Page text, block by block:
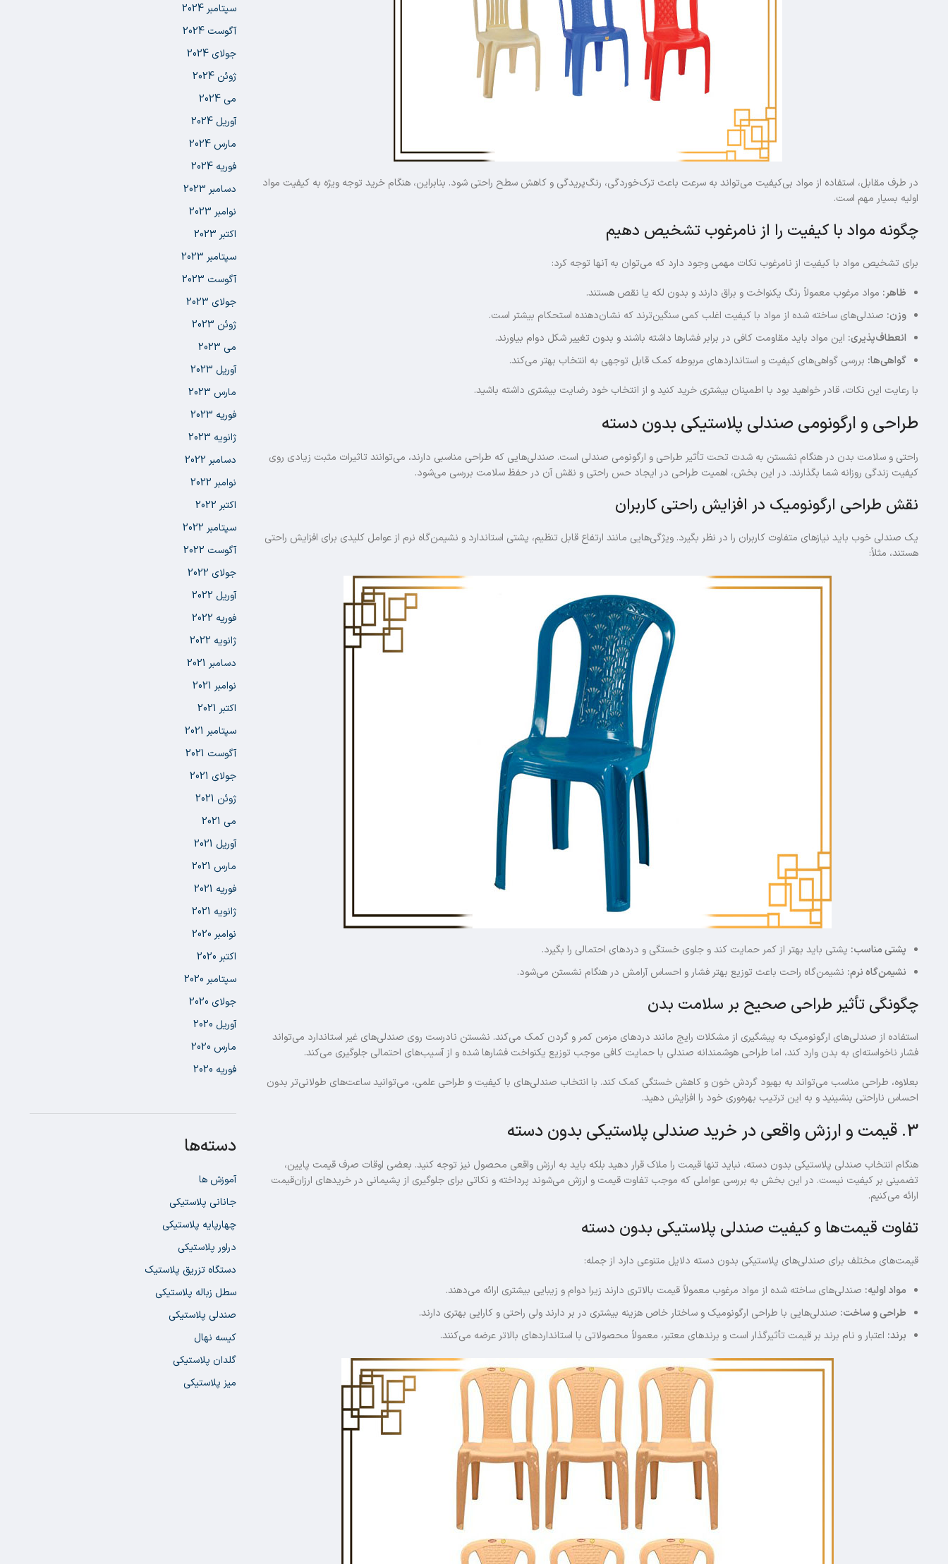
در طرف مقابل، استفاده از مواد بی‌کیفیت می‌تواند به سرعت باعث ترک‌خوردگی، رنگ‌پریدگی و کاهش سطح راحتی شود. بنابراین، هنگام خرید توجه ویژه به کیفیت مواد
اولیه بسیار مهم است.
چگونه مواد با کیفیت را از نامرغوب تشخیص دهیم
برای تشخیص مواد با کیفیت از نامرغوب نکات مهمی وجود دارد که می‌توان به آنها توجه کرد:
ظاهر: مواد مرغوب معمولاً رنگ یکنواخت و براق دارند و بدون لکه یا نقص هستند.
وزن: صندلی‌های ساخته شده از مواد با کیفیت اغلب کمی سنگین‌ترند که نشان‌دهنده استحکام بیشتر است.
انعطاف‌پذیری: این مواد باید مقاومت کافی در برابر فشارها داشته باشند و بدون تغییر شکل دوام بیاورند.
گواهی‌ها: بررسی گواهی‌های کیفیت و استانداردهای مربوطه کمک قابل توجهی به انتخاب بهتر می‌کند.
با رعایت این نکات، قادر خواهید بود با اطمینان بیشتری خرید کنید و از انتخاب خود رضایت بیشتری داشته باشید.
طراحی و ارگونومی صندلی پلاستیکی بدون دسته
راحتی و سلامت بدن در هنگام نشستن به شدت تحت تأثیر طراحی و ارگونومی صندلی است. صندلی‌هایی که طراحی مناسبی دارند، می‌توانند تاثیرات مثبت زیادی روی
کیفیت زندگی روزانه شما بگذارند. در این بخش، اهمیت طراحی در ایجاد حس راحتی و نقش آن در حفظ سلامت بررسی می‌شود.
نقش طراحی ارگونومیک در افزایش راحتی کاربران
یک صندلی خوب باید نیازهای متفاوت کاربران را در نظر بگیرد. ویژگی‌هایی مانند ارتفاع قابل تنظیم، پشتی استاندارد و نشیمن‌گاه نرم از عوامل کلیدی برای افزایش راحتی
هستند، مثلاً:
پشتی مناسب: پشتی باید بهتر از کمر حمایت کند و جلوی خستگی و دردهای احتمالی را بگیرد.
نشیمن‌گاه نرم: نشیمن‌گاه راحت باعث توزیع بهتر فشار و احساس آرامش در هنگام نشستن می‌شود.
چگونگی تأثیر طراحی صحیح بر سلامت بدن
استفاده از صندلی‌های ارگونومیک به پیشگیری از مشکلات رایج مانند دردهای مزمن کمر و گردن کمک می‌کند. نشستن نادرست روی صندلی‌های غیر استاندارد می‌تواند
فشار ناخواسته‌ای به بدن وارد کند، اما طراحی هوشمندانه صندلی با حمایت کافی موجب توزیع یکنواخت فشارها شده و از آسیب‌های احتمالی جلوگیری می‌کند.
بعلاوه، طراحی مناسب می‌تواند به بهبود گردش خون و کاهش خستگی کمک کند. با انتخاب صندلی‌های با کیفیت و طراحی علمی، می‌توانید ساعت‌های طولانی‌تر بدون
احساس ناراحتی بنشینید و به این ترتیب بهره‌وری خود را افزایش دهید.
3. قیمت و ارزش واقعی در خرید صندلی پلاستیکی بدون دسته
هنگام انتخاب صندلی پلاستیکی بدون دسته، نباید تنها قیمت را ملاک قرار دهید بلکه باید به ارزش واقعی محصول نیز توجه کنید. بعضی اوقات صرف قیمت پایین،
تضمینی بر کیفیت نیست. در این بخش به بررسی عواملی كه موجب تفاوت قیمت و ارزش می‌شوند پرداخته و نکاتی برای جلوگیری از پشیمانی در خریدهای ارزان‌قیمت
ارائه می‌کنیم.
تفاوت قیمت‌ها و کیفیت صندلی پلاستیکی بدون دسته
قیمت‌های مختلف برای صندلی‌های پلاستیکی بدون دسته دلایل متنوعی دارد از جمله:
مواد اولیه: صندلی‌های ساخته شده از مواد مرغوب معمولاً قیمت بالاتری دارند زیرا دوام و زیبایی بیشتری ارائه می‌دهند.
طراحی و ساخت: صندلی‌هایی با طراحی ارگونومیک و ساختار خاص هزینه بیشتری در بر دارند ولی راحتی و کارایی بهتری دارند.
برند: اعتبار و نام برند بر قیمت تأثیرگذار است و برندهای معتبر، معمولاً محصولاتی با استانداردهای بالاتر عرضه می‌کنند.
سپتامبر 2024
آگوست 2024
جولای 2024
ژوئن 2024
می 2024
آوریل 2024
مارس 2024
فوریه 2024
دسامبر 2023
نوامبر 2023
اکتبر 2023
سپتامبر 2023
آگوست 2023
جولای 2023
ژوئن 2023
می 2023
آوریل 2023
مارس 2023
فوریه 2023
ژانویه 2023
دسامبر 2022
نوامبر 2022
اکتبر 2022
سپتامبر 2022
آگوست 2022
جولای 2022
آوریل 2022
فوریه 2022
ژانویه 2022
دسامبر 2021
نوامبر 2021
اکتبر 2021
سپتامبر 2021
آگوست 2021
جولای 2021
ژوئن 2021
می 2021
آوریل 2021
مارس 2021
فوریه 2021
ژانویه 2021
نوامبر 2020
اکتبر 2020
سپتامبر 2020
جولای 2020
آوریل 2020
مارس 2020
فوریه 2020
دسته‌ها
آموزش ها
جانانی پلاستیکی
چهارپایه پلاستیکی
دراور پلاستیکی
دستگاه تزریق پلاستیک
سطل زباله پلاستیکی
صندلی پلاستیکی
کیسه نهال
گلدان پلاستیکی
میز پلاستیکی